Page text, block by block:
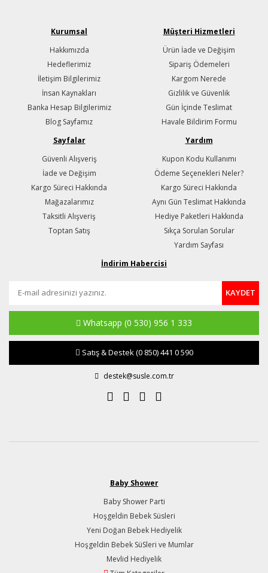
Kurumsal
Hakkımızda
Hedeflerimiz
İletişim Bilgilerimiz
İnsan Kaynakları
Banka Hesap Bilgilerimiz
Blog Sayfamız
Müşteri Hizmetleri
Ürün İade ve Değişim
Sipariş Ödemeleri
Kargom Nerede
Gizlilik ve Güvenlik
Gün İçinde Teslimat
Havale Bildirim Formu
Sayfalar
Güvenli Alışveriş
İade ve Değişim
Kargo Süreci Hakkında
Mağazalarımız
Taksitli Alışveriş
Toptan Satış
Yardım
Kupon Kodu Kullanımı
Ödeme Seçenekleri Neler?
Kargo Süreci Hakkında
Aynı Gün Teslimat Hakkında
Hediye Paketleri Hakkında
Sıkça Sorulan Sorular
Yardım Sayfası
İndirim Habercisi
KAYDET
Whatsapp (0 530) 956 1 333
Satış & Destek(0 850) 441 0 590
destek@susle.com.tr
Baby Shower
Baby Shower Parti
Hoşgeldin Bebek Süsleri
Yeni Doğan Bebek Hediyelik
Hoşgeldin Bebek SüSleri ve Mumlar
Mevlid Hediyelik